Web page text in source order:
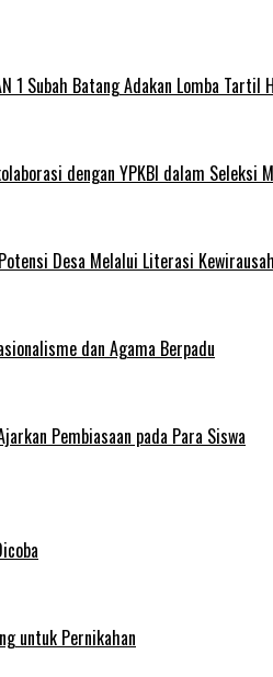
1 Subah Batang Adakan Lomba Tartil
dengan YPKBI dalam Seleksi
Desa Melalui Literasi
dan Agama Berpadu
Pembiasaan pada Para Siswa
untuk Pernikahan